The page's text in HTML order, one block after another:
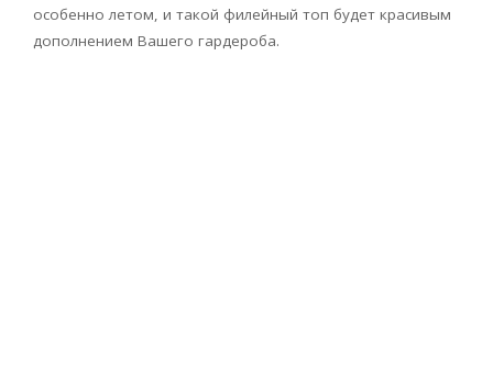
особенно летом, и такой филейный топ будет красивым
дополнением Вашего гардероба.